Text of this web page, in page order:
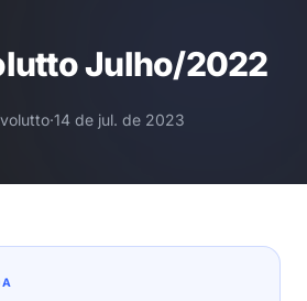
Julho/2022
·14 de jul. de 2023